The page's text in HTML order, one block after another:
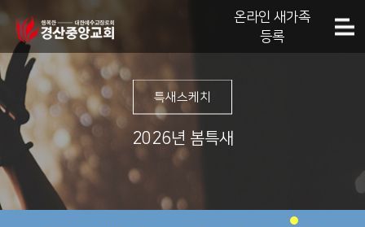
온라인 새가족
등록
특새스케치
2026년 봄특새